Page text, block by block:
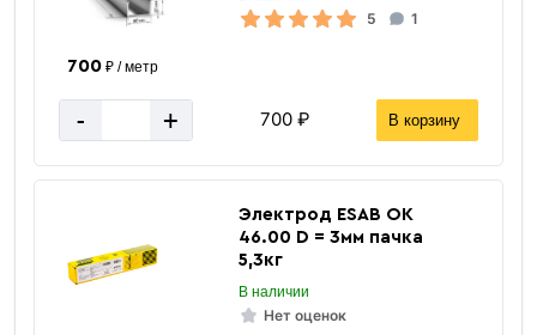
5 1
700₽ / метр
- + 700 ₽ В корзину
Электрод ESAB ОК
46.00 D = 3мм пачка
5,3кг
В наличии
Нет оценок